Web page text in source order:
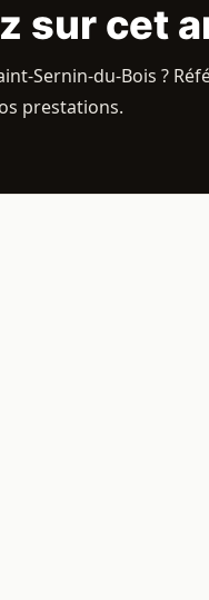
sur cet
Sernin-du-Bois ?
prestations.